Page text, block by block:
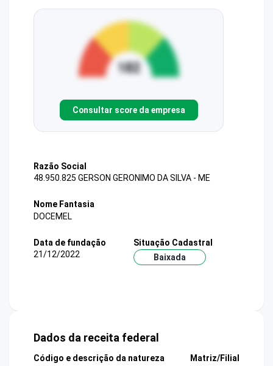
Consultar score da empresa
Razão Social
48.950.825 GERSON GERONIMO DA SILVA - ME
Nome Fantasia
DOCEMEL
Data de fundação
21/12/2022
Situação Cadastral
Baixada
Dados da receita federal
Código e descrição da natureza
Matriz/Filial